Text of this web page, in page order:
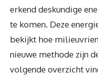
erkend deskundige
te komen. Deze
bekijkt hoe
nieuwe methode zijn
volgende overzicht